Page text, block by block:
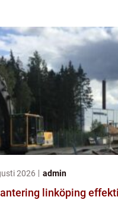
2026 admin
linköping effektiv vardag